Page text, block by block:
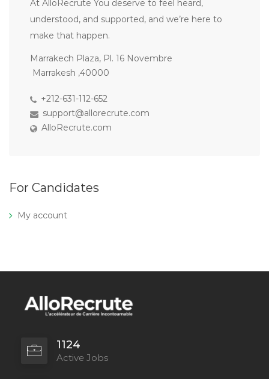
At AlloRecrute You deserve to feel heard,
understood, and supported, and we’re here to
make that happen.
Marrakech Plaza, Pl. 16 Novembre
Marrakesh ,40000
+212-631-112-652
support@allorecrute.com
AlloRecrute.com
For Candidates
My account
1124
Active Jobs